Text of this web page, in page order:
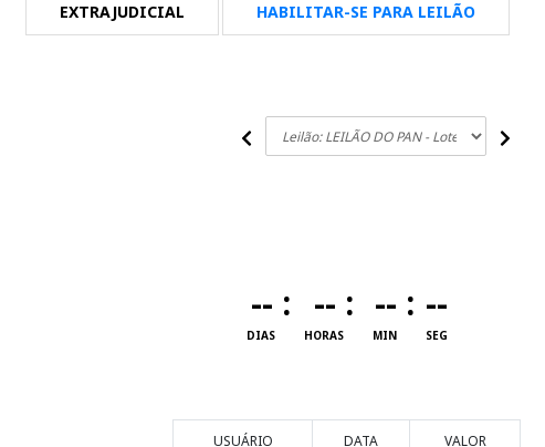
EXTRAJUDICIAL HABILITAR-SE PARA LEILÃO
-- :
DIAS
-- :
HORAS
-- :
MIN
--
SEG
USUÁRIO DATA VALOR